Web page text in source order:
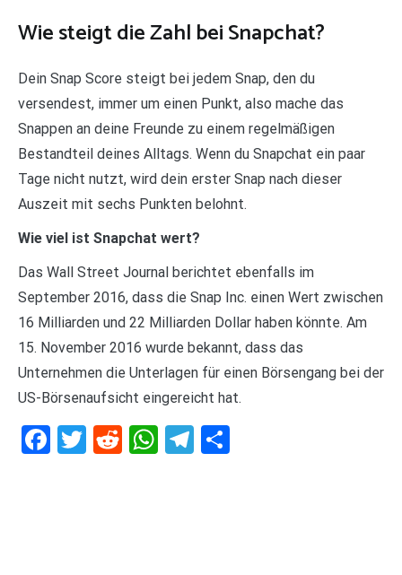
Wie steigt die Zahl bei Snapchat?
Dein Snap Score steigt bei jedem Snap, den du
versendest, immer um einen Punkt, also mache das
Snappen an deine Freunde zu einem regelmäßigen
Bestandteil deines Alltags. Wenn du Snapchat ein paar
Tage nicht nutzt, wird dein erster Snap nach dieser
Auszeit mit sechs Punkten belohnt.
Wie viel ist Snapchat wert?
Das Wall Street Journal berichtet ebenfalls im
September 2016, dass die Snap Inc. einen Wert zwischen
16 Milliarden und 22 Milliarden Dollar haben könnte. Am
15. November 2016 wurde bekannt, dass das
Unternehmen die Unterlagen für einen Börsengang bei der
US-Börsenaufsicht eingereicht hat.
Facebook
Twitter
RedditWhatsApp
Telegram